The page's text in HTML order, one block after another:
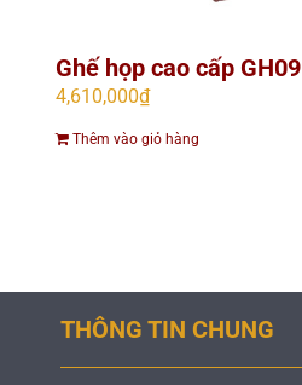
Ghế họp cao cấp GH09
4,610,000₫
Thêm vào giỏ hàng
THÔNG TIN CHUNG